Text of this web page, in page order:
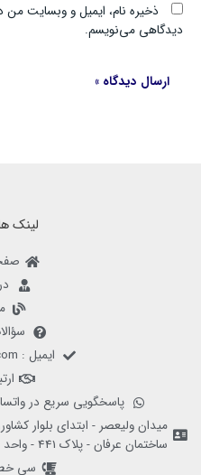
ذخیره نام، ایمیل و وبسایت من
دیدگاهی می‌نویسم.
لینک
ایمیل : info@ptd-co.com
پاسخگویی سریع در واتساپ - ایتا
میدان ولیعصر - ابتدای بلوار
ساختمان عرفان - پلاک 441 - واحد 7 - طبقه اول
سی خط